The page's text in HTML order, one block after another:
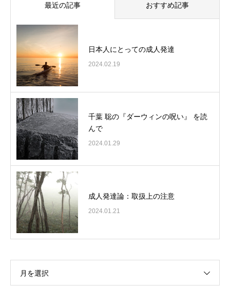
最近の記事 おすすめ記事
日本人にとっての成人発達
2024.02.19
千葉 聡の『ダーウィンの呪い』 を読
んで
2024.01.29
成人発達論：取扱上の注意
2024.01.21
月を選択